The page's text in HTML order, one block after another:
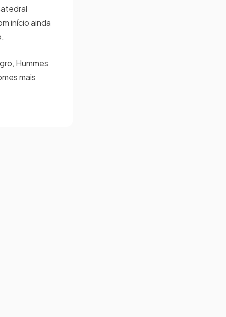
início ainda
Hummes
mais